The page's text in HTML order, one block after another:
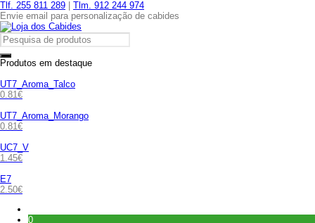
Tlf. 255 811 289
Tlm. 912 244 974
Envie email para personalização de cabides
Produtos em destaque
UT7_Aroma_Talco
0.81€
UT7_Aroma_Morango
0.81€
UC7_V
1.45€
E7
2.50€
0